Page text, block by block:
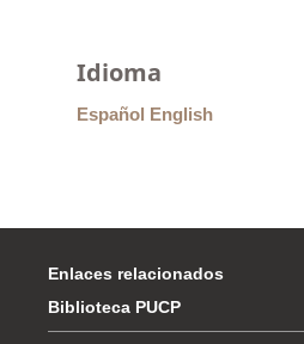
Idioma
Español English
Enlaces relacionados
Biblioteca PUCP